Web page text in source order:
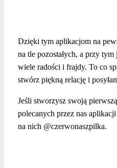
Dzięki tym aplikacjom na
na tle pozostałych, a przy
wiele radości i frajdy. To co
stwórz piękną relację i
Jeśli stworzysz swoją
polecanych przez nas
na nich @czerwonaszpilka.